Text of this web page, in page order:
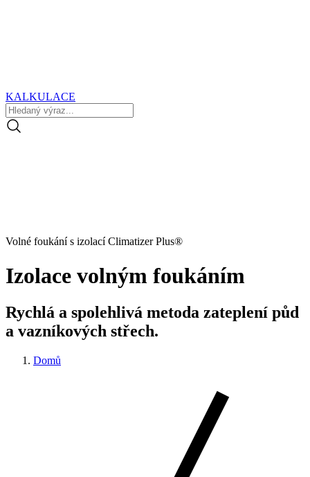
KALKULACE
Volné foukání s izolací Climatizer Plus®
Izolace volným foukáním
Rychlá a spolehlivá metoda zateplení půd
a vazníkových střech.
Domů